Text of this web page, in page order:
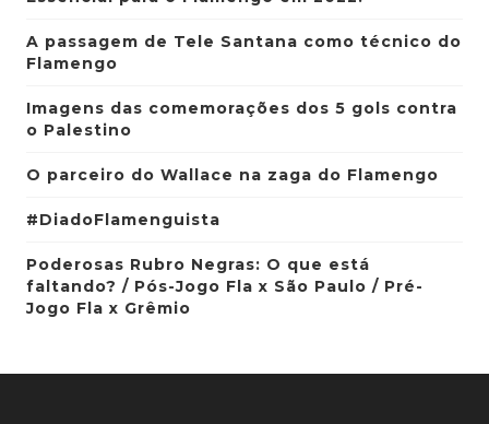
A passagem de Tele Santana como técnico do
Flamengo
Imagens das comemorações dos 5 gols contra
o Palestino
O parceiro do Wallace na zaga do Flamengo
#DiadoFlamenguista
Poderosas Rubro Negras: O que está
faltando? / Pós-Jogo Fla x São Paulo / Pré-
Jogo Fla x Grêmio